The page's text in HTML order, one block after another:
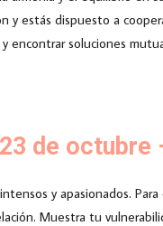
y estás dispuesto a
encontrar soluciones
de octubre
y apasionados.
Muestra tu